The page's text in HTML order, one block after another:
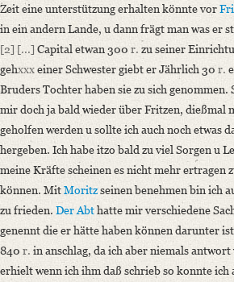
Editors
Bamberg, Claudia
Zeit eine unterstützung erhalten könnte vor
in ein andern Lande, u dann frägt man was er
[2] [...] Capital etwan 300r. zu seiner
gehxxxeiner Schwester giebt er Jährlich 30 r.
Bruders Tochter haben sie zu sich genommen.
mir doch ja bald wieder über Fritzen, dießmal
geholfen werden u sollte ich auch noch etwas
hergeben. Ich habe itzo bald zu viel Sorgen u
meine Kräfte scheinen es nicht mehr ertragen
können. MitMoritzseinen benehmen bin ich
zu frieden. Der Abthatte mir verschiedene
genennt die er hätte haben können darunter
840 r. in anschlag, da ich aber niemals antwort
erhielt wenn ich ihm daß schrieb so konnte ich